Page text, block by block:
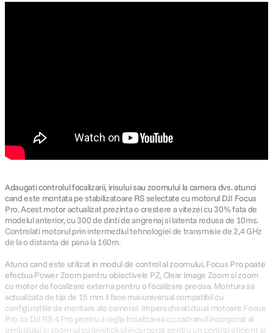
Adaugati controlul focalizarii, irisului sau zoomului la camera dvs. atunci
cand este montata pe stabilizatoare RS selectate cu motorul DJI Focus
Pro. Acest motor actualizat prezinta o crestere a vitezei cu 30% fata de
modelul anterior, cu 300 de dinti de angrenaj si latenta redusa de 10ms.
Controlati motorul prin intermediul tehnologiei de transmisie de 2,4 GHz
de la o distanta de pana la 160m.
Atunci cand este utilizat in modul de control al zoomului, Focus Pro poate
efectua Power Zoom pentru obiectivele PZ, Clear Image Zoom si zoom
cu motor de focalizare externa pentru o focalizare precisa. Montura sa
actualizata de tija de 15 mm il face mai universal compatibil cu
configuratiile de montare ale camerei. Imperecheati doua motoare Focus
Pro cu DJI RS 4 Pro pentru a regla focalizarea cu cadranul incorporat al
gimbalului si zoom-ul cu joystick-ul incorporat pentru un control eficient al